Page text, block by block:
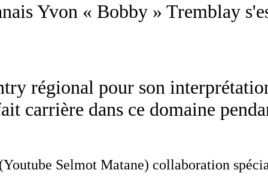
Yvon « Bobby » Tremblay
régional pour son
carrière dans ce domaine
Selmot Matane) collaboration